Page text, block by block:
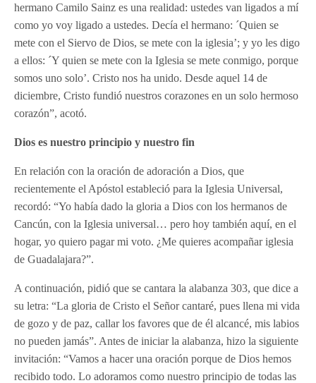
hermano Camilo Sainz es una realidad: ustedes van ligados a mí
como yo voy ligado a ustedes. Decía el hermano: ´Quien se
mete con el Siervo de Dios, se mete con la iglesia’; y yo les digo
a ellos: ´Y quien se mete con la Iglesia se mete conmigo, porque
somos uno solo’. Cristo nos ha unido. Desde aquel 14 de
diciembre, Cristo fundió nuestros corazones en un solo hermoso
corazón”, acotó.
Dios es nuestro principio y nuestro fin
En relación con la oración de adoración a Dios, que
recientemente el Apóstol estableció para la Iglesia Universal,
recordó: “Yo había dado la gloria a Dios con los hermanos de
Cancún, con la Iglesia universal… pero hoy también aquí, en el
hogar, yo quiero pagar mi voto. ¿Me quieres acompañar iglesia
de Guadalajara?”.
A continuación, pidió que se cantara la alabanza 303, que dice a
su letra: “La gloria de Cristo el Señor cantaré, pues llena mi vida
de gozo y de paz, callar los favores que de él alcancé, mis labios
no pueden jamás”. Antes de iniciar la alabanza, hizo la siguiente
invitación: “Vamos a hacer una oración porque de Dios hemos
recibido todo. Lo adoramos como nuestro principio de todas las